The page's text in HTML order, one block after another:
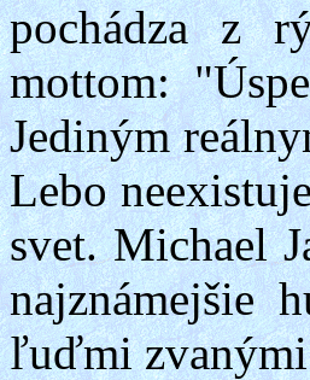
pochádza z
mottom:
Jediným
Lebo
svet. Michael
najznámejšie
ľuďmi zvanými